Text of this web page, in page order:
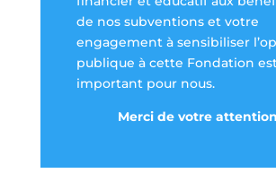
de nos subventions et votre
engagement à sensibiliser
publique à cette Fondation
important pour nous.
Merci de votre